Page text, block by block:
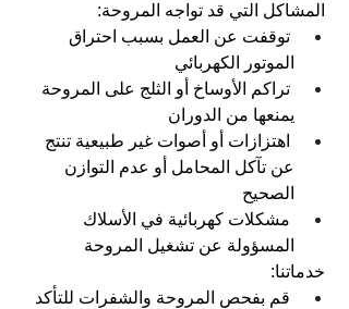
المشاكل التي قد تواجه المروحة:
توقفت عن العمل بسبب احتراق
الموتور الكهربائي
تراكم الأوساخ أو الثلج على المروحة
يمنعها من الدوران
اهتزازات أو أصوات غير طبيعية تنتج
عن تآكل المحامل أو عدم التوازن
الصحيح
مشكلات كهربائية في الأسلاك
المسؤولة عن تشغيل المروحة
خدماتنا:
قم بفحص المروحة والشفرات للتأكد